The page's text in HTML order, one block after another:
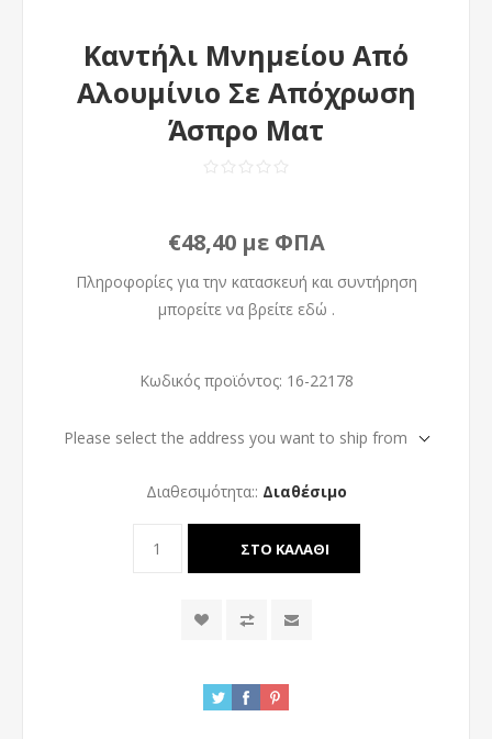
Καντήλι Μνημείου Από
Αλουμίνιο Σε Απόχρωση
Άσπρο Ματ
€48,40 με ΦΠΑ
Πληροφορίες για την κατασκευή και συντήρηση
μπορείτε να βρείτε εδώ .
Κωδικός προϊόντος: 16-22178
Please select the address you want to ship from
Διαθεσιμότητα:: Διαθέσιμο